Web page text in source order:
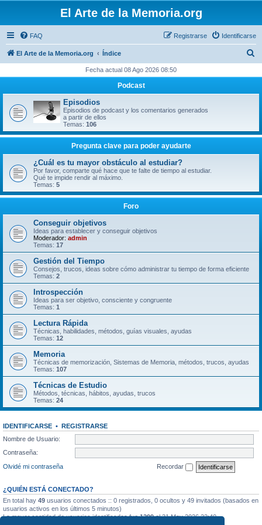
El Arte de la Memoria.org
FAQ Identificarse
Registrarse
El Arte de la Memoria.org Índice
c
Fecha actual 08 Ago 2026 08:50
Podcast
Episodios
Episodios de podcast y los comentarios generados
a partir de ellos
Temas: 106
Pregunta clave para poder ayudarte
¿Cuál es tu mayor obstáculo al estudiar?
Por favor, comparte qué hace que te falte de tiempo al estudiar.
Qué te impide rendir al máximo.
Temas: 5
Foro
Conseguir objetivos
Ideas para establecer y conseguir objetivos
Moderador: admin
Temas: 17
Gestión del Tiempo
Consejos, trucos, ideas sobre cómo administrar tu tiempo de forma eficiente
Temas: 2
Introspección
Ideas para ser objetivo, consciente y congruente
Temas: 1
Lectura Rápida
Técnicas, habilidades, métodos, guías visuales, ayudas
Temas: 12
Memoria
Técnicas de memorización, Sistemas de Memoria, métodos, trucos, ayudas
Temas: 107
Técnicas de Estudio
Métodos, técnicas, hábitos, ayudas, trucos
Temas: 24
IDENTIFICARSE • REGISTRARSE
Nombre de Usuario:
Contraseña:
Olvidé mi contraseña
Recordar
¿QUIÉN ESTÁ CONECTADO?
En total hay 49 usuarios conectados :: 0 registrados, 0 ocultos y 49 invitados (basados en
usuarios activos en los últimos 5 minutos)
La mayor cantidad de usuarios identificados fue1299el 31 May 2026 22:40